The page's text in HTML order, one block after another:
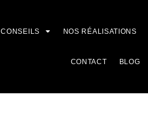
CONSEILS NOS RÉALISATIONS
CONTACT BLOG